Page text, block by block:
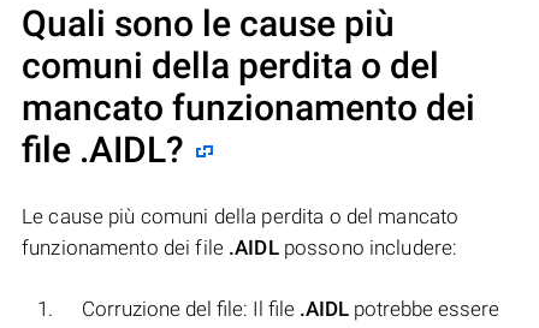
Quali sono le cause più
comuni della perdita o del
mancato funzionamento dei
file .AIDL?
Le cause più comuni della perdita o del mancato
funzionamento dei file .AIDLpossono includere:
Corruzione del file: Il file .AIDL potrebbe essere